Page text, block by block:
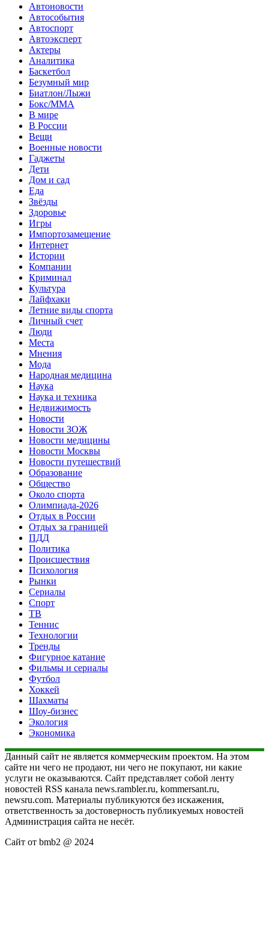
Автоновости
Автособытия
Автоспорт
Автоэксперт
Актеры
Аналитика
Баскетбол
Безумный мир
Биатлон/Лыжи
Бокс/MMA
В мире
В России
Вещи
Военные новости
Гаджеты
Дети
Дом и сад
Еда
Звёзды
Здоровье
Игры
Импортозамещение
Интернет
Истории
Компании
Криминал
Культура
Лайфхаки
Летние виды спорта
Личный счет
Люди
Места
Мнения
Мода
Народная медицина
Наука
Наука и техника
Недвижимость
Новости
Новости ЗОЖ
Новости медицины
Новости Москвы
Новости путешествий
Образование
Общество
Около спорта
Олимпиада-2026
Отдых в России
Отдых за границей
ПДД
Политика
Происшествия
Психология
Рынки
Сериалы
Спорт
ТВ
Теннис
Технологии
Тренды
Фигурное катание
Фильмы и сериалы
Футбол
Хоккей
Шахматы
Шоу-бизнес
Экология
Экономика
Данный сайт не является коммерческим проектом. На этом
сайте ни чего не продают, ни чего не покупают, ни какие
услуги не оказываются. Сайт представляет собой ленту
новостей RSS канала news.rambler.ru, kommersant.ru,
newsru.com. Материалы публикуются без искажения,
ответственность за достоверность публикуемых новостей
Администрация сайта не несёт.
Сайт от bmb2 @ 2024